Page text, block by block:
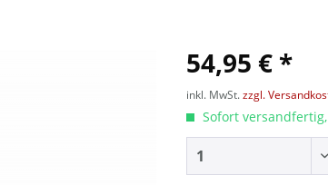
54,95 € *
inkl. MwSt.zzgl.
Sofort